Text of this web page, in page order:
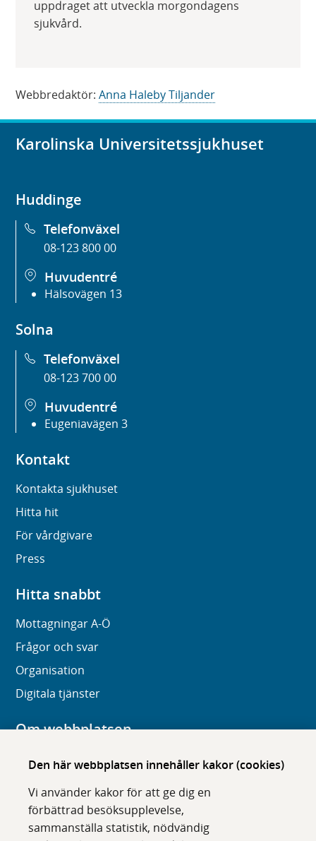
Den här webbplatsen innehåller kakor (cookies)
Vi använder kakor för att ge dig en
förbättrad besöksupplevelse,
sammanställa statistik, nödvändig
uppdraget att utveckla morgondagens
sjukvård.
Webbredaktör:Anna Haleby Tiljander
Karolinska Universitetssjukhuset
Huddinge
Telefonväxel
08-123 800 00
Huvudentré
Hälsovägen 13
Solna
Telefonväxel
08-123 700 00
Huvudentré
Eugeniavägen 3
Kontakt
Kontakta sjukhuset
Hitta hit
För vårdgivare
Press
Hitta snabbt
Mottagningar A-Ö
Frågor och svar
Organisation
Digitala tjänster
Om webbplatsen
Om karolinska.se
Tillgänglighet
Om cookies